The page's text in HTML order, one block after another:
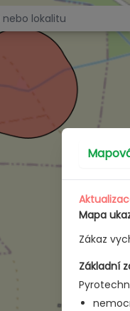
Mapa
Zákaz
Základní
v ČR | Kde je